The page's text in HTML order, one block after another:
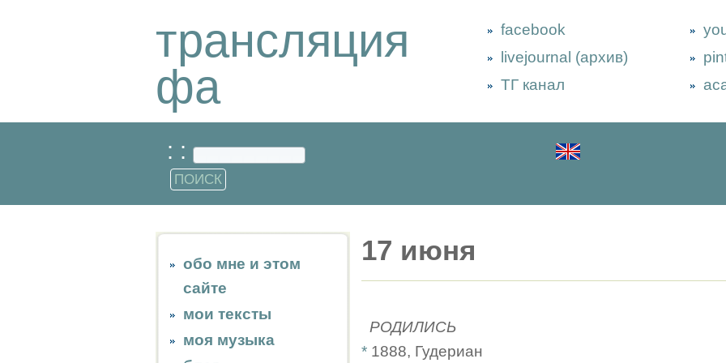
трансляция
фа
facebook
livejournal (архив)
ТГ канал
: :
обо мне и этом
сайте
мои тексты
моя музыка
17 июня
РОДИЛИСЬ
* 1888, Гудериан